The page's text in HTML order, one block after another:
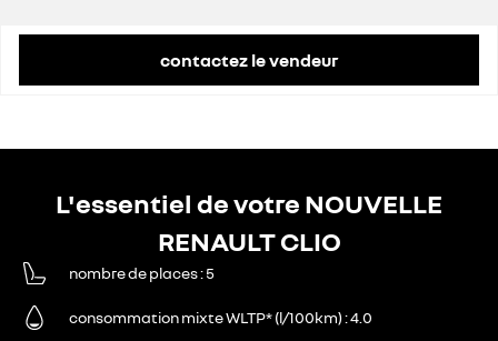
contactez le vendeur
L'essentiel de votre NOUVELLE
RENAULT CLIO
nombre de places 5
consommation mixte WLTP* (l/100km) 4.0